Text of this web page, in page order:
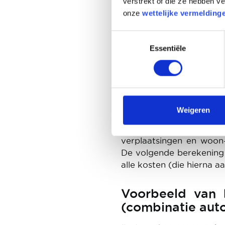
onze wettelijke
Essentiële
Weigeren
B. Vul
genieten. Je kosten
verplaatsingen en
De volgende
alle kosten (die hierna
Voorbeeld van
(combinatie